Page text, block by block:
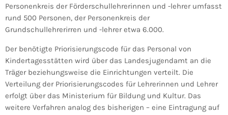
Personenkreis der Förderschullehrerinnen und -lehrer umfasst
rund 500 Personen, der Personenkreis der
Grundschullehrerirren und -lehrer etwa 6.000.
Der benötigte Priorisierungscode für das Personal von
Kindertagesstätten wird über das Landesjugendamt an die
Träger beziehungsweise die Einrichtungen verteilt. Die
Verteilung der Priorisierungscodes für Lehrerinnen und Lehrer
erfolgt über das Ministerium für Bildung und Kultur. Das
weitere Verfahren analog des bisherigen – eine Eintragung auf